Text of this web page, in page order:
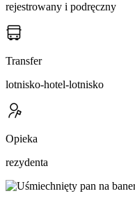
rejestrowany i podręczny
Transfer
lotnisko-hotel-lotnisko
Opieka
rezydenta